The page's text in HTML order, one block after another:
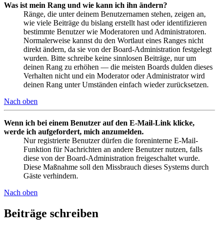
Was ist mein Rang und wie kann ich ihn ändern?
Ränge, die unter deinem Benutzernamen stehen, zeigen an,
wie viele Beiträge du bislang erstellt hast oder identifizieren
bestimmte Benutzer wie Moderatoren und Administratoren.
Normalerweise kannst du den Wortlaut eines Ranges nicht
direkt ändern, da sie von der Board-Administration festgelegt
wurden. Bitte schreibe keine sinnlosen Beiträge, nur um
deinen Rang zu erhöhen — die meisten Boards dulden dieses
Verhalten nicht und ein Moderator oder Administrator wird
deinen Rang unter Umständen einfach wieder zurücksetzen.
Nach oben
Wenn ich bei einem Benutzer auf den E-Mail-Link klicke,
werde ich aufgefordert, mich anzumelden.
Nur registrierte Benutzer dürfen die foreninterne E-Mail-
Funktion für Nachrichten an andere Benutzer nutzen, falls
diese von der Board-Administration freigeschaltet wurde.
Diese Maßnahme soll den Missbrauch dieses Systems durch
Gäste verhindern.
Nach oben
Beiträge schreiben